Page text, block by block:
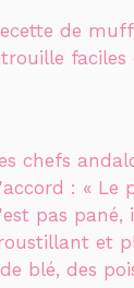
de
faciles
chefs
: « Le
pas pané,
et
blé, des